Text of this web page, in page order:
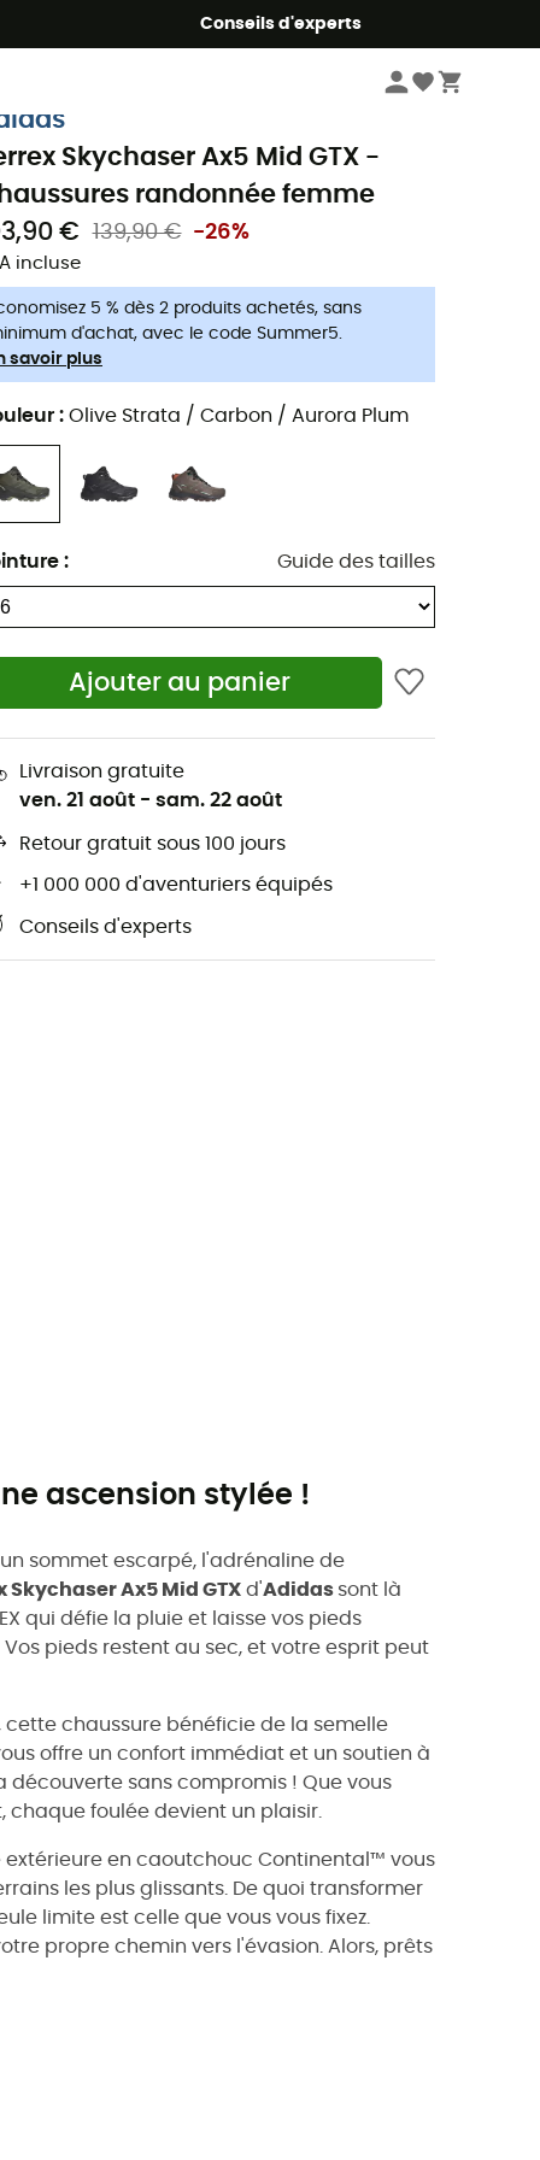
Conseils d'experts
Skychaser Ax5 Mid GTX -
randonnée femme
€
139,90 € -26%
incluse
5 % dès 2 produits achetés, sans
d'achat, avec le code Summer5.
savoir plus
: Olive Strata / Carbon / Aurora Plum
: Guide des tailles
Ajouter au panier
Livraison gratuite
ven. 21 août - sam. 22 août
Retour gratuit sous 100 jours
+1 000 000 d'aventuriers équipés
Conseils d'experts
ascension stylée !
sommet escarpé, l'adrénaline de
Skychaser Ax5 Mid GTX d'Adidas sont là
qui défie la pluie et laisse vos pieds
pieds restent au sec, et votre esprit peut
chaussure bénéficie de la semelle
offre un confort immédiat et un soutien à
découverte sans compromis ! Que vous
foulée devient un plaisir.
en caoutchouc Continental™ vous
les plus glissants. De quoi transformer
limite est celle que vous vous fixez.
propre chemin vers l'évasion. Alors, prêts